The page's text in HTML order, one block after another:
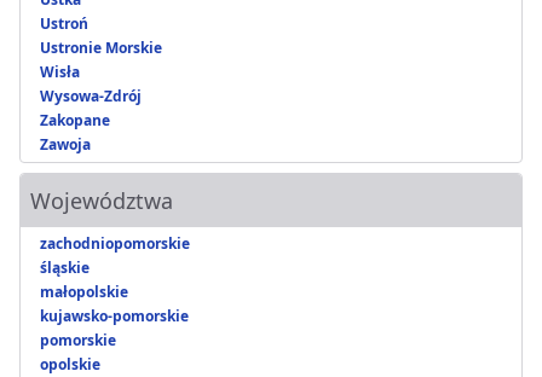
Ustroń
Ustronie Morskie
Wisła
Wysowa-Zdrój
Zakopane
Zawoja
Województwa
zachodniopomorskie
śląskie
małopolskie
kujawsko-pomorskie
pomorskie
opolskie